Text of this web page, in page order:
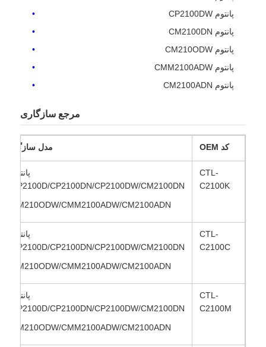
تماس با ما
اخبار
درخواست نقل قول
تراشه تونر HP
چیپ تونر زیراکس
تراشه تونر لکس مارک
تراشه تونر کیوسرا
پانتوم CP2100DW
پانتوم CM2100DN
پانتوم CM210ODW
پانتوم CMM2100ADW
پانتوم CM2100ADN
مرجع سازگاری
کد OEM مدل سازگار
CTL-
C2100K
پانتوم
CP2100D/CP2100DN/CP2100DW/CM2100DN
CM210ODW/CMM2100ADW/CM2100ADN
CTL-
C2100C
پانتوم
CP2100D/CP2100DN/CP2100DW/CM2100DN
CM210ODW/CMM2100ADW/CM2100ADN
CTL-
C2100M
پانتوم
CP2100D/CP2100DN/CP2100DW/CM2100DN
CM210ODW/CMM2100ADW/CM2100ADN